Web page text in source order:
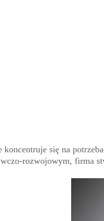
koncentruje się na
rozwojowym, firma